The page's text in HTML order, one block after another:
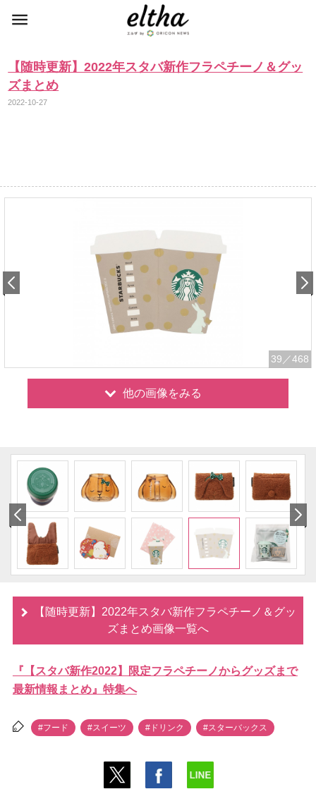
【随時更新】2022年スタバ新作フラペチーノ＆グッ
ズまとめ
2022-10-27
39 ／468
他の画像をみる
【随時更新】2022年スタバ新作フラペチーノ＆グッ
ズまとめ画像一覧へ
『【スタバ新作2022】限定フラペチーノからグッズまで
最新情報まとめ』特集へ
#フード #スイーツ #ドリンク #スターバックス